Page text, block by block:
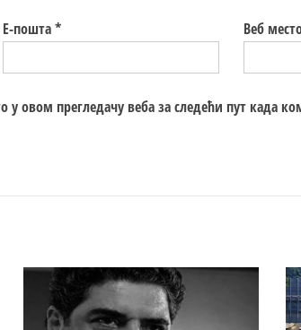
Е-пошта* Веб
у овом прегледачу веба за следећи пут када